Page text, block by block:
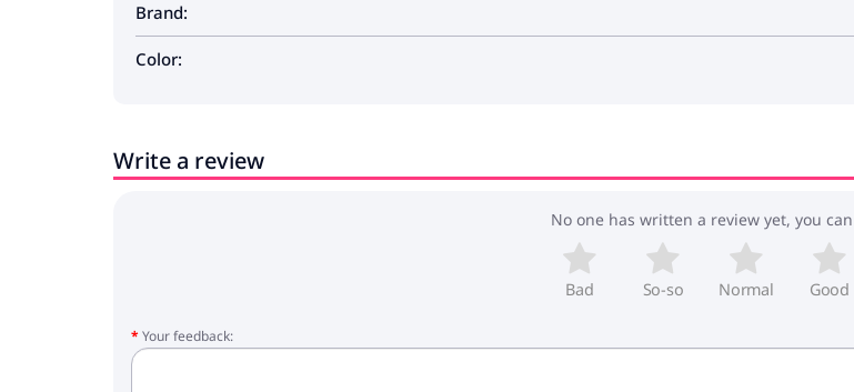
Brand:
Color:
Write a review
No one has written a review yet, you
Bad So-so Normal Good
Your feedback: